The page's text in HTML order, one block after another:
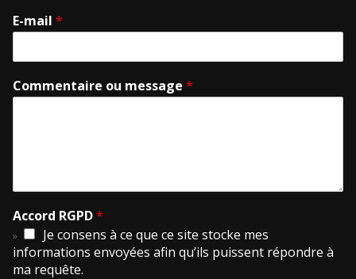
E-mail *
Commentaire ou message *
Accord RGPD*
Je consens à ce que ce site stocke mes
informations envoyées afin qu’ils puissent répondre à
ma requête.